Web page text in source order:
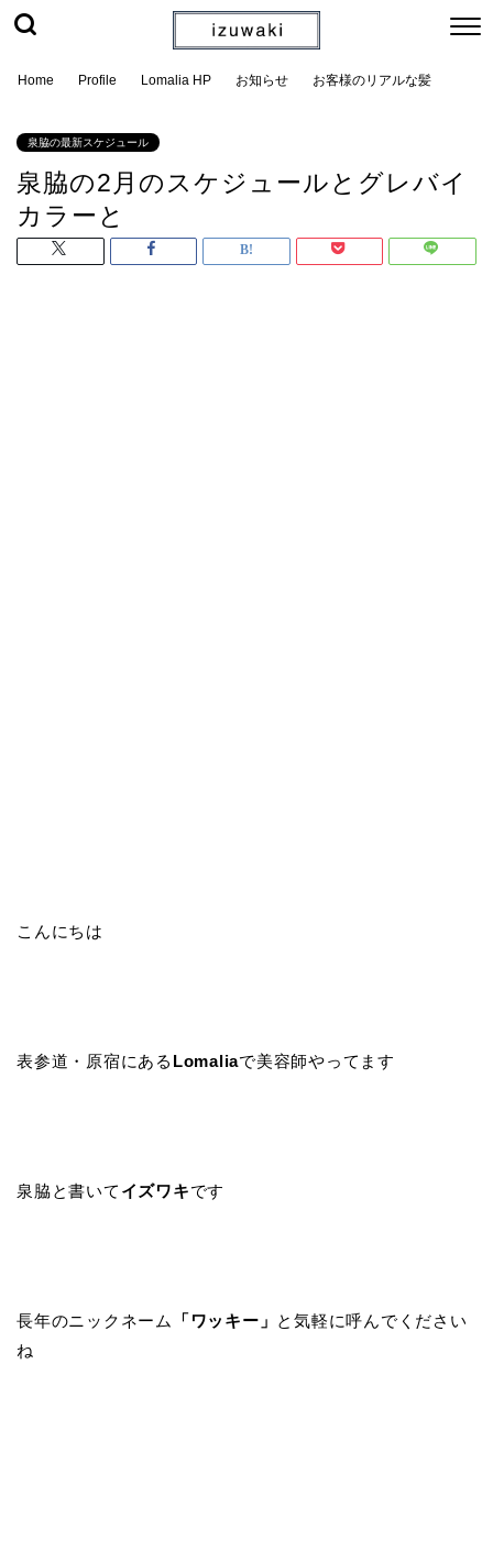
Home Profile Lomalia HP お知らせ お客様のリアルな髪
泉脇の最新スケジュール
泉脇の2月のスケジュールとグレバイ
カラーと
こんにちは
表参道・原宿にある Lomaliaで美容師やってます
泉脇と書いて イズワキです
長年のニックネーム 「ワッキー」 と気軽に呼んでください
ね